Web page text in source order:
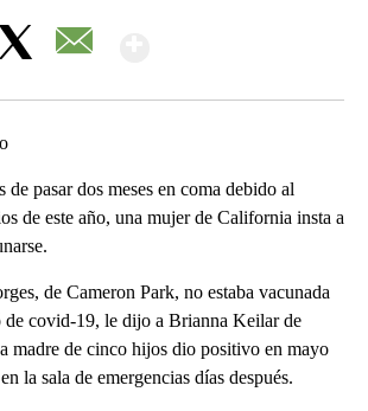
pasar dos meses en coma debido al
de este año, una mujer de California insta a
de Cameron Park, no estaba vacunada
de covid-19, le dijo a Brianna Keilar de
madre de cinco hijos dio positivo en mayo
la sala de emergencias días después.